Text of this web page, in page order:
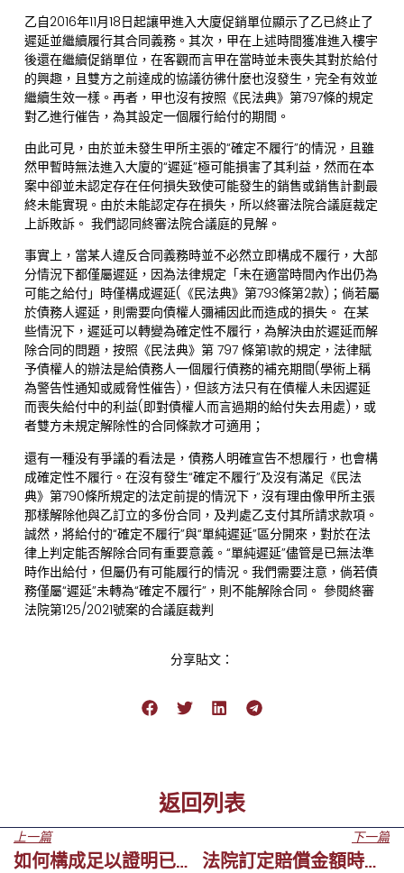
乙自2016年11月18日起讓甲進入大廈促銷單位顯示了乙已終止了
遲延並繼續履行其合同義務。其次，甲在上述時間獲准進入樓宇
後還在繼續促銷單位，在客觀而言甲在當時並未喪失其對於給付
的興趣，且雙方之前達成的協議彷彿什麼也沒發生，完全有效並
繼續生效一樣。再者，甲也沒有按照《民法典》第797條的規定
對乙進行催告，為其設定一個履行給付的期間。
由此可見，由於並未發生甲所主張的“確定不履行”的情況，且雖
然甲暫時無法進入大廈的“遲延”極可能損害了其利益，然而在本
案中卻並未認定存在任何損失致使可能發生的銷售或銷售計劃最
終未能實現。由於未能認定存在損失，所以終審法院合議庭裁定
上訴敗訴。 我們認同終審法院合議庭的見解。
事實上，當某人違反合同義務時並不必然立即構成不履行，大部
分情況下都僅屬遲延，因為法律規定「未在適當時間內作出仍為
可能之給付」時僅構成遲延(《民法典》第793條第2款)；倘若屬
於債務人遲延，則需要向債權人彌補因此而造成的損失。 在某
些情況下，遲延可以轉變為確定性不履行，為解決由於遲延而解
除合同的問題，按照《民法典》第 797 條第1款的規定，法律賦
予債權人的辦法是給債務人一個履行債務的補充期間(學術上稱
為警告性通知或威脅性催告)，但該方法只有在債權人未因遲延
而喪失給付中的利益(即對債權人而言過期的給付失去用處)，或
者雙方未規定解除性的合同條款才可適用；
還有一種没有爭議的看法是，債務人明確宣告不想履行，也會構
成確定性不履行。在沒有發生“確定不履行”及沒有滿足《民法
典》第790條所規定的法定前提的情況下，沒有理由像甲所主張
那樣解除他與乙訂立的多份合同，及判處乙支付其所請求款項。
誠然，將給付的“確定不履行”與“單純遲延”區分開來，對於在法
律上判定能否解除合同有重要意義。“單純遲延”儘管是已無法準
時作出給付，但屬仍有可能履行的情況。我們需要注意，倘若債
務僅屬“遲延”未轉為“確定不履行”，則不能解除合同。 參閱終審
法院第125/2021號案的合議庭裁判
分享貼文：
返回列表
上一篇
如何構成足以證明已設定澳門錢債追討務的文件
下一篇
法院訂定賠償金額時如何計算當事人的實際損失？